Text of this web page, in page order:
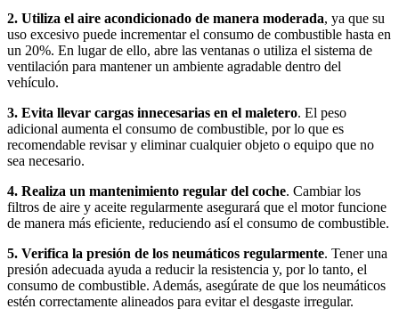
2. Utiliza el aire acondicionado de manera moderada, ya que su
uso excesivo puede incrementar el consumo de combustible hasta en
un 20%. En lugar de ello, abre las ventanas o utiliza el sistema de
ventilación para mantener un ambiente agradable dentro del
vehículo.
3. Evita llevar cargas innecesarias en el maletero. El peso
adicional aumenta el consumo de combustible, por lo que es
recomendable revisar y eliminar cualquier objeto o equipo que no
sea necesario.
4. Realiza un mantenimiento regular del coche. Cambiar los
filtros de aire y aceite regularmente asegurará que el motor funcione
de manera más eficiente, reduciendo así el consumo de combustible.
5. Verifica la presión de los neumáticos regularmente. Tener una
presión adecuada ayuda a reducir la resistencia y, por lo tanto, el
consumo de combustible. Además, asegúrate de que los neumáticos
estén correctamente alineados para evitar el desgaste irregular.